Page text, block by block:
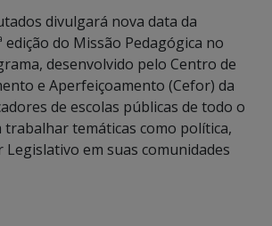
divulgará nova data da
edição do Missão Pedagógica no
desenvolvido pelo Centro de
e Aperfeiçoamento (Cefor) da
de escolas públicas de todo o
trabalhar temáticas como política,
Legislativo em suas comunidades